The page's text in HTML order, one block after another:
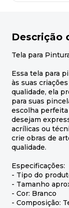
Descrição
Tela para
Essa tela para
às suas
qualidade, ela
para suas
escolha
desejam
acrílicas ou
crie obras de
qualidade.
Especificações:
- Tipo do
- Tamanho
- Cor: Branco
- Composição: